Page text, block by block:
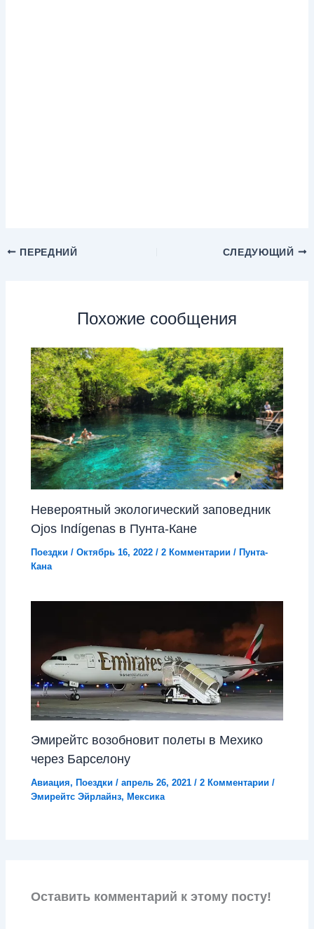
ПЕРЕДНИЙ СЛЕДУЮЩИЙ
Похожие сообщения
Невероятный экологический заповедник
Ojos Indígenas в Пунта-Кане
Поездки /Октябрь 16, 2022/2 Комментарии / Пунта-
Кана
Эмирейтс возобновит полеты в Мехико
через Барселону
Авиация, Поездки /апрель 26, 2021/2 Комментарии /
Эмирейтс Эйрлайнз, Мексика
Оставить комментарий к этому посту!